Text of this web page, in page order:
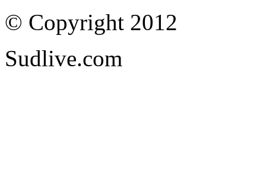
© Copyright 2012
Sudlive.com